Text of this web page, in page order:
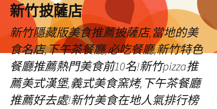
新竹披薩店
新竹隱藏版美食推薦披薩店,當地的美
食名店,下午茶餐廳,必吃餐廳,新竹特色
餐廳推薦熱門美食前10名!新竹pizza推
薦美式漢堡,義式美食窯烤,下午茶餐廳
推薦好去處!新竹美食在地人氣排行榜